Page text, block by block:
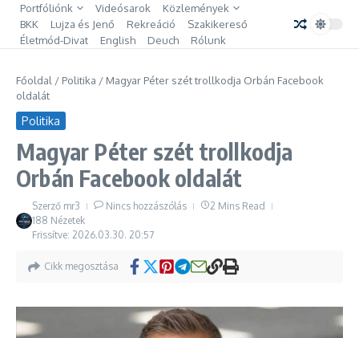
Ugrás a tartalomhoz
Portfóliónk Videósarok
Közlemények
BKK
Lujza és Jenő Rekreáció
Szakikereső
Életmód-Divat
English Deuch Rólunk
Főoldal / Politika / Magyar Péter szét trollkodja Orbán Facebook
oldalát
Politika
Magyar Péter szét trollkodja
Orbán Facebook oldalát
Szerző mr3 Nincs hozzászólás
2 Mins Read
188 Nézetek
Frissítve: 2026.03.30. 20:57
Cikk megosztása